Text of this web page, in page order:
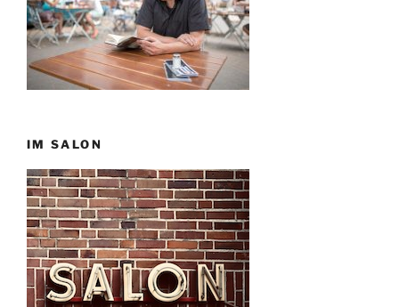
IM SALON